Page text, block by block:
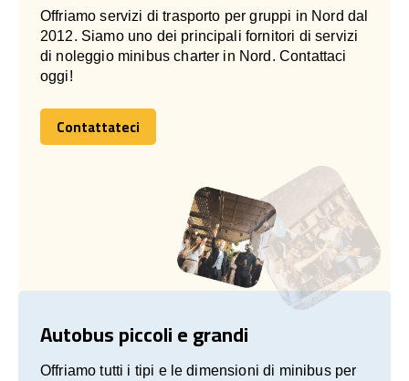
Offriamo servizi di trasporto per gruppi in Nord dal
2012. Siamo uno dei principali fornitori di servizi
di noleggio minibus charter in Nord. Contattaci
oggi!
Contattateci
Contattateci
Autobus piccoli e grandi
Offriamo tutti i tipi e le dimensioni di minibus per